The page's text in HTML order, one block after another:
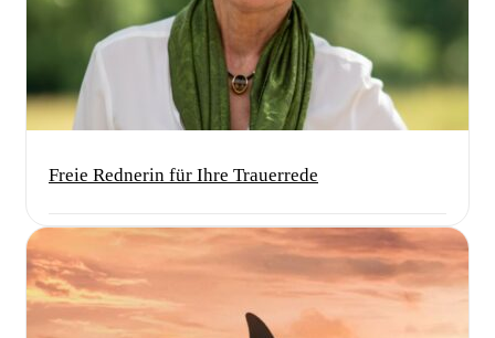
Freie Rednerin für Ihre Trauerrede